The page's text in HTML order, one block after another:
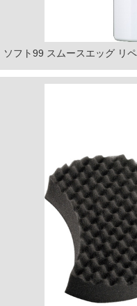
ソフト99 スムースエッグ リ